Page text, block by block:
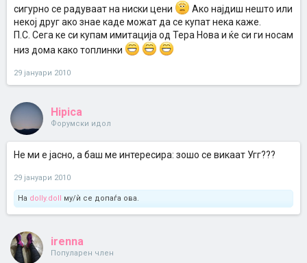
сигурно се радуваат на ниски цени
Ако најдиш нешто или
некој друг ако знае каде можат да се купат нека каже.
П.С. Сега ке си купам имитација од Тера Нова и ќе си ги носам
низ дома како топлинки
29 јануари 2010
Hipica
Форумски идол
Не ми е јасно, а баш ме интересира: зошо се викаат Угг???
29 јануари 2010
На dolly.doll му/ѝ се допаѓа ова.
irenna
Популарен член